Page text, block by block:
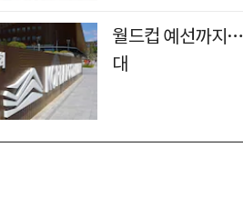
월드컵 예선까지
대